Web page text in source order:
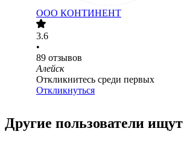
ООО КОНТИНЕНТ
3.6
•
89 отзывов
Алейск
Откликнитесь среди первых
Откликнуться
Другие пользователи ищут